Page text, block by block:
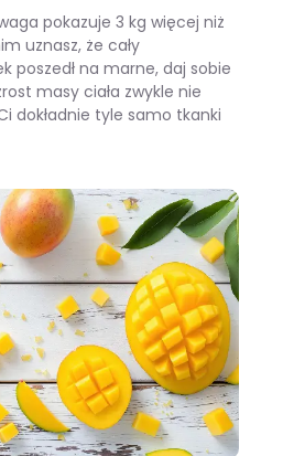
pokazuje 3 kg więcej niż
uznasz, że cały
poszedł na marne, daj sobie
masy ciała zwykle nie
dokładnie tyle samo tkanki